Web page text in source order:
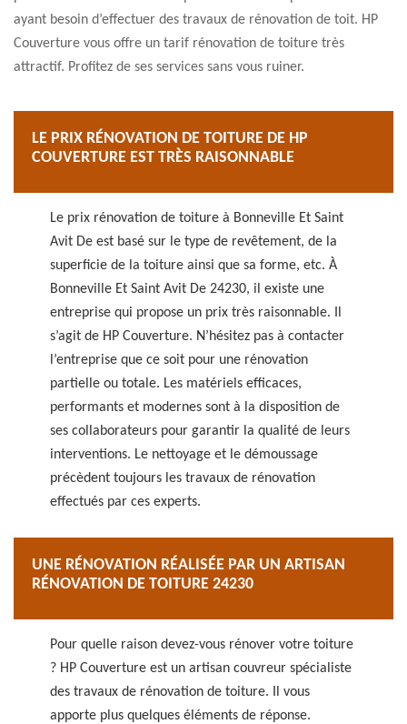
ayant besoin d’effectuer des travaux de rénovation de toit. HP
Couverture vous offre un tarif rénovation de toiture très
attractif. Profitez de ses services sans vous ruiner.
LE PRIX RÉNOVATION DE TOITURE DE HP
COUVERTURE EST TRÈS RAISONNABLE
Le prix rénovation de toiture à Bonneville Et Saint
Avit De est basé sur le type de revêtement, de la
superficie de la toiture ainsi que sa forme, etc. À
Bonneville Et Saint Avit De 24230, il existe une
entreprise qui propose un prix très raisonnable. Il
s’agit de HP Couverture. N’hésitez pas à contacter
l’entreprise que ce soit pour une rénovation
partielle ou totale. Les matériels efficaces,
performants et modernes sont à la disposition de
ses collaborateurs pour garantir la qualité de leurs
interventions. Le nettoyage et le démoussage
précèdent toujours les travaux de rénovation
effectués par ces experts.
UNE RÉNOVATION RÉALISÉE PAR UN ARTISAN
RÉNOVATION DE TOITURE 24230
Pour quelle raison devez-vous rénover votre toiture
? HP Couverture est un artisan couvreur spécialiste
des travaux de rénovation de toiture. Il vous
apporte plus quelques éléments de réponse.